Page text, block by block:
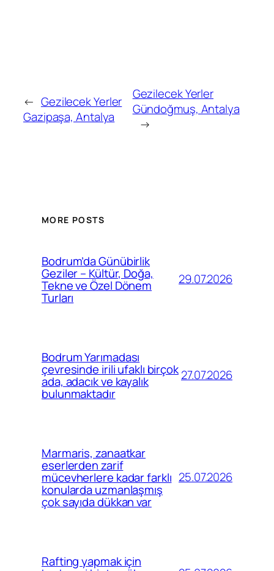
← Gezilecek Yerler
Gazipaşa, Antalya
Gezilecek Yerler
Gündoğmuş, Antalya
→
MORE POSTS
Bodrum’da Günübirlik
Geziler – Kültür, Doğa,
Tekne ve Özel Dönem
Turları
29.07.2026
Bodrum Yarımadası
çevresinde irili ufaklı birçok
ada, adacık ve kayalık
bulunmaktadır
27.07.2026
Marmaris, zanaatkar
eserlerden zarif
mücevherlere kadar farklı
konularda uzmanlaşmış
çok sayıda dükkan var
25.07.2026
Rafting yapmak için